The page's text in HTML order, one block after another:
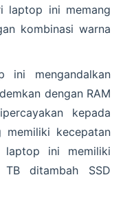
laptop ini memang
kombinasi warna
ini mengandalkan
dengan RAM
kepada
memiliki kecepatan
ini memiliki
ditambah SSD